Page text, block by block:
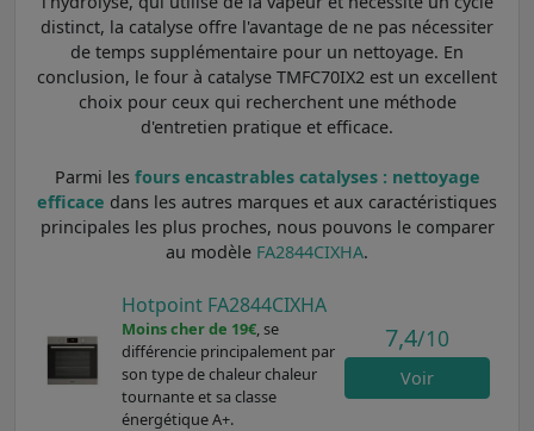
distinct, la catalyse offre l'avantage de ne pas nécessiter
de temps supplémentaire pour un nettoyage. En
conclusion, le four à catalyse TMFC70IX2 est un excellent
choix pour ceux qui recherchent une méthode
d'entretien pratique et efficace.
Parmi les fours encastrables catalyses : nettoyage
efficace dans les autres marques et aux caractéristiques
principales les plus proches, nous pouvons le comparer
au modèle FA2844CIXHA.
Hotpoint FA2844CIXHA
Moins cher de 19€, se
différencie principalement par
son type de chaleur chaleur
tournante et sa classe
énergétique A+.
7,4/10
Voir